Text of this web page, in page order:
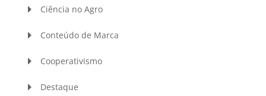
Ciência no Agro
Conteúdo de Marca
Cooperativismo
Destaque